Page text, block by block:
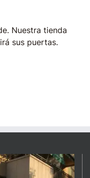
Nuestra tienda
sus puertas.